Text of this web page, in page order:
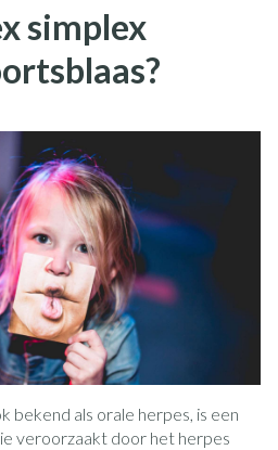
simplex
bekend als orale herpes, is een
veroorzaakt door het herpes